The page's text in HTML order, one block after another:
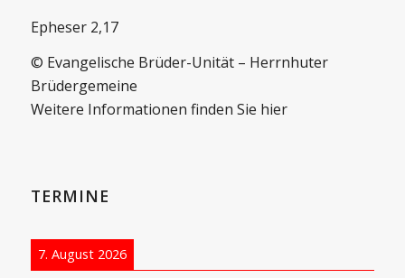
Epheser 2,17
© Evangelische Brüder-Unität – Herrnhuter
Brüdergemeine
Weitere Informationen finden Sie hier
TERMINE
7. August 2026